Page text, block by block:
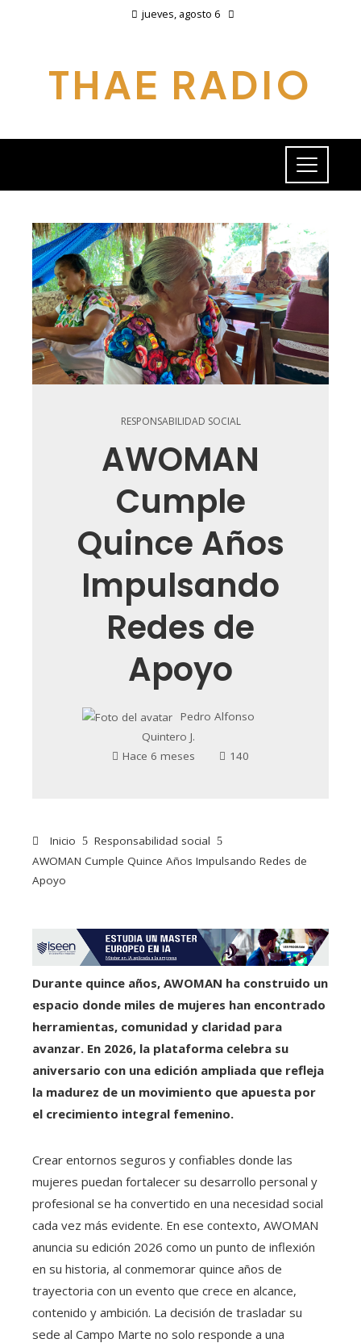
jueves, agosto 6
THAE RADIO
RESPONSABILIDAD SOCIAL
AWOMAN
Cumple
Quince Años
Impulsando
Redes de
Apoyo
Pedro Alfonso
Quintero J.
Hace 6 meses
140
Inicio
Responsabilidad social
AWOMAN Cumple Quince Años Impulsando Redes de
Apoyo
Durante quince años, AWOMAN ha construido un
espacio donde miles de mujeres han encontrado
herramientas, comunidad y claridad para
avanzar. En 2026, la plataforma celebra su
aniversario con una edición ampliada que refleja
la madurez de un movimiento que apuesta por
el crecimiento integral femenino.
Crear entornos seguros y confiables donde las
mujeres puedan fortalecer su desarrollo personal y
profesional se ha convertido en una necesidad social
cada vez más evidente. En ese contexto, AWOMAN
anuncia su edición 2026 como un punto de inflexión
en su historia, al conmemorar quince años de
trayectoria con un evento que crece en alcance,
contenido y ambición. La decisión de trasladar su
sede al Campo Marte no solo responde a una